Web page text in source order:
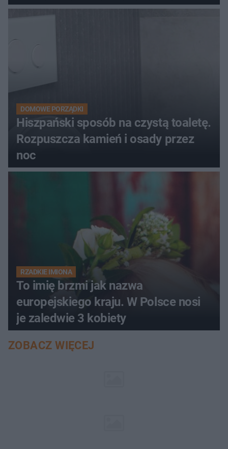
DOMOWE PORZĄDKI
Hiszpański sposób na czystą toaletę.
Rozpuszcza kamień i osady przez
noc
RZADKIE IMIONA
To imię brzmi jak nazwa
europejskiego kraju. W Polsce nosi
je zaledwie 3 kobiety
ZOBACZ WIĘCEJ